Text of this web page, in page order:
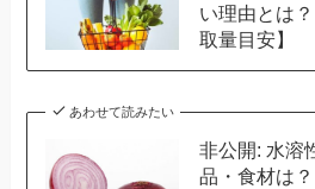
い理由とは
取量目安】
あわせて読みたい
非公開: 水溶
品・食材は